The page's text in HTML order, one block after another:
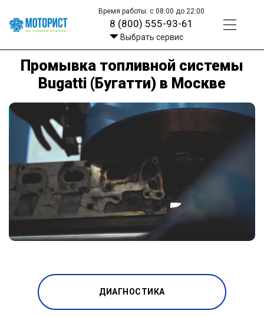
Время работы: с 08:00 до 22:00
8 (800) 555-93-61
Выбрать сервис
Промывка топливной системы
Bugatti (Бугатти) в Москве
ДИАГНОСТИКА